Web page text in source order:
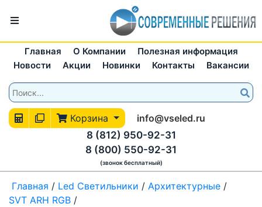
Главная О Компании
Полезная информация
Новости
Акции Новинки Контакты Вакансии
Корзина
info@vseled.ru
8 (812) 950-92-31
8 (800) 550-92-31
(звонок бесплатный)
Главная / Led Светильники / Архитектурные /
SVT ARH RGB /